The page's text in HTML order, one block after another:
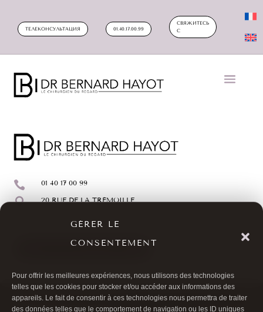
GÉRER LE
CONSENTEMENT
Pour offrir les meilleures expériences, nous utilisons des technologies
telles que les cookies pour stocker et/ou accéder aux informations des
appareils. Le fait de consentir à ces technologies nous permettra de traiter
des données telles que le comportement de navigation ou les ID uniques
ТЕЛЕКОНСУЛЬТАЦИЯ 01.40.17.00.99
СВЯЖИТЕСЬ
С
 01 40 17 00 99
 20 RUE DE LA TRÉMOILLE
©Docteur Bernard Hayot 2026 | Правовая информация|Политика
cookie (ЕС)